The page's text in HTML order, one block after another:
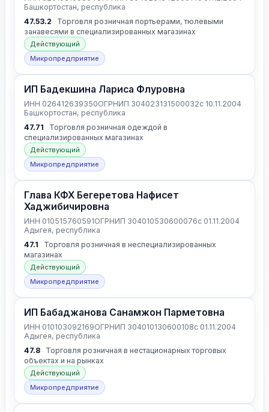
Башкортостан, республика
47.53.2
Торговля розничная портьерами, тюлевыми
занавесями в специализированных магазинах
Действующий
Микропредприятие
ИП Бадекшина Лариса Флуровна
ИНН 026412639350ОГРНИП 304023131500032с 10.11.2004
Башкортостан, республика
47.71
Торговля розничная одеждой в
специализированных магазинах
Действующий
Микропредприятие
Глава КФХ Бегеретова Нафисет
Хаджибичировна
ИНН 010515760591ОГРНИП 304010530600076с 01.11.2004
Адыгея, республика
47.1
Торговля розничная в неспециализированных
магазинах
Действующий
Микропредприятие
ИП Бабаджанова Санамжон Парметовна
ИНН 010103092169ОГРНИП 304010130600108с 01.11.2004
Адыгея, республика
47.8
Торговля розничная в нестационарных торговых
объектах и на рынках
Действующий
Микропредприятие